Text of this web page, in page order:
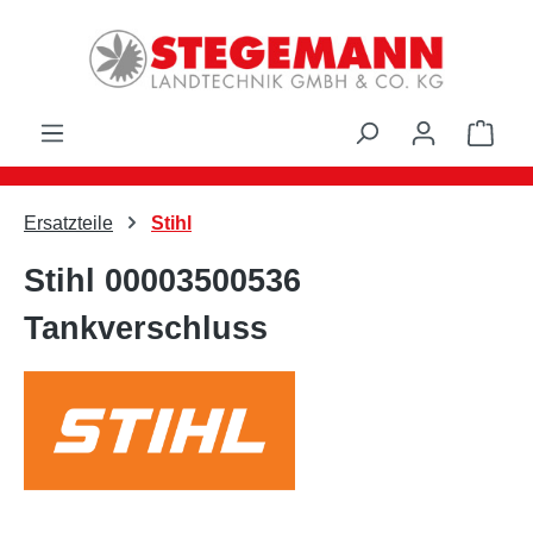
Zum Hauptinhalt springen
Ersatzteile Stihl
Stihl 00003500536
Tankverschluss